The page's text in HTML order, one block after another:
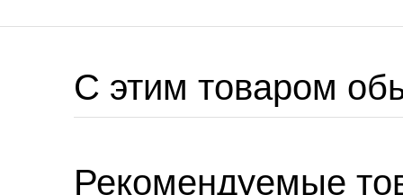
C этим товаром
Рекомендуемые